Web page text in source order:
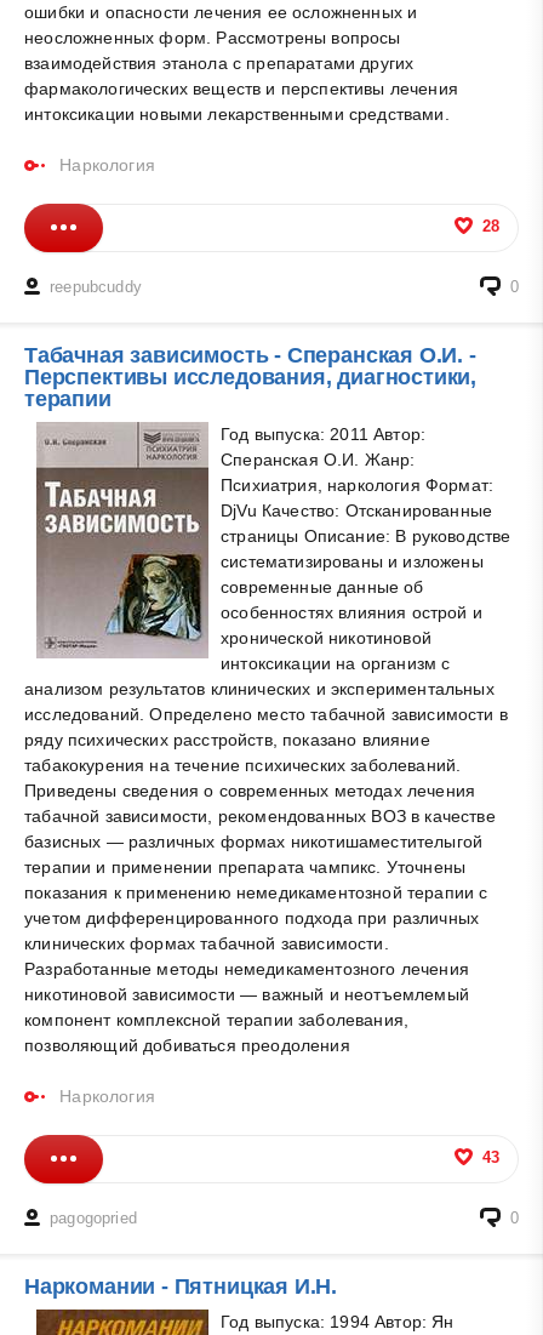
ошибки и опасности лечения ее осложненных и
неосложненных форм. Рассмотрены вопросы
взаимодействия этанола с препаратами других
фармакологических веществ и перспективы лечения
интоксикации новыми лекарственными средствами.
Наркология
28
reepubcuddy 0
Табачная зависимость - Сперанская О.И. -
Перспективы исследования, диагностики,
терапии
Год выпуска: 2011 Автор:
Сперанская О.И. Жанр:
Психиатрия, наркология Формат:
DjVu Качество: Отсканированные
страницы Описание: В руководстве
систематизированы и изложены
современные данные об
особенностях влияния острой и
хронической никотиновой
интоксикации на организм с
анализом результатов клинических и экспериментальных
исследований. Определено место табачной зависимости в
ряду психических расстройств, показано влияние
табакокурения на течение психических заболеваний.
Приведены сведения о современных методах лечения
табачной зависимости, рекомендованных ВОЗ в качестве
базисных — различных формах никотишаместителыгой
терапии и применении препарата чампикс. Уточнены
показания к применению немедикаментозной терапии с
учетом дифференцированного подхода при различных
клинических формах табачной зависимости.
Разработанные методы немедикаментозного лечения
никотиновой зависимости — важный и неотъемлемый
компонент комплексной терапии заболевания,
позволяющий добиваться преодоления
Наркология
43
pagogopried 0
Наркомании - Пятницкая И.Н.
Год выпуска: 1994 Автор: Ян